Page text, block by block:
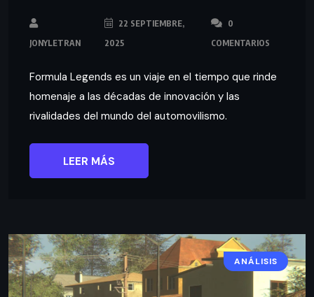
JONYLETRAN
22 SEPTIEMBRE,
2025
0
COMENTARIOS
Formula Legends es un viaje en el tiempo que rinde
homenaje a las décadas de innovación y las
rivalidades del mundo del automovilismo.
LEER MÁS
ANÁLISIS